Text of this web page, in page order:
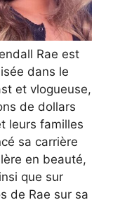
Rae est
dans le
et vlogueuse,
de dollars
leurs familles
sa carrière
en beauté,
que sur
de Rae sur sa